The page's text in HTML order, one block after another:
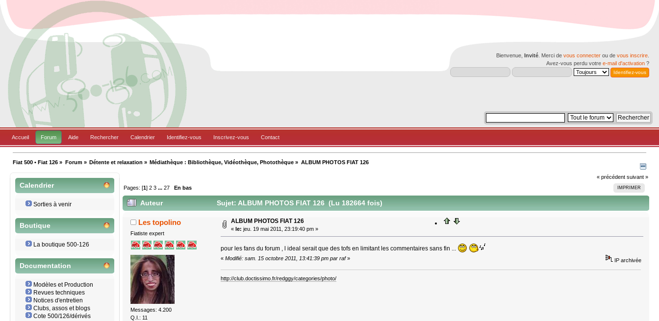
Bienvenue, Invité . Merci de vous connecter ou de vous inscrire
Avez-vous perdu votre e-mail d'activation ?
Accueil Forum Aide Rechercher Calendrier Identifiez-vous Inscrivez-vous Contact
Fiat 500 • Fiat 126 » Forum» Détente et relaxation » Médiathèque : Bibliothèque, Vidéothèque, Photothèque » ALBUM PHOTOS FIAT 126
Calendrier
Sorties à venir
Boutique
La boutique 500-126
Documentation
Modèles et Production
Revues techniques
Notices d'entretien
Clubs, assos et blogs
Cote 500/126/dérivés
« précédent suivant »
IMPRIMER
Pages: [1]2 3 ...27 En bas
Auteur Sujet: ALBUM PHOTOS FIAT 126 (Lu 182664 fois)
Les topolino
Fiatiste expert
Messages: 4.200
Q.I.: 11
ALBUM PHOTOS FIAT 126
« le: jeu. 19 mai 2011, 23:19:40 pm »
pour les fans du forum , l ideal serait que des tofs en limitant les commentaires sans fin ...
« Modifié: sam. 15 octobre 2011, 13:41:39 pm par raf» IP archivée
http://club.doctissimo.fr/redggy/categories/photo/